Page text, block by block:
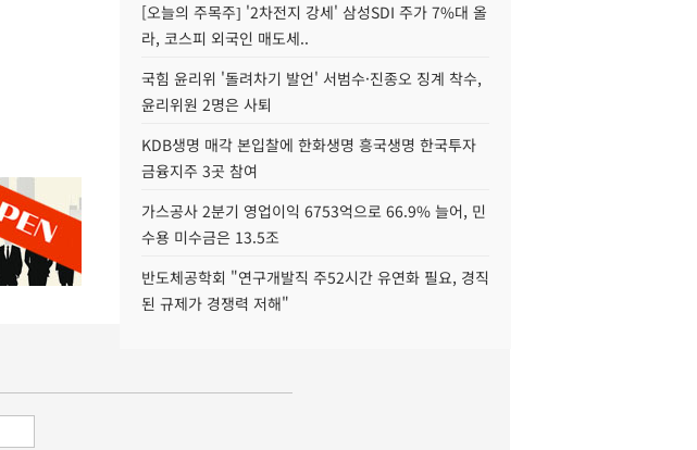
[오늘의 주목주] '2차전지 강세' 삼성SDI 주가 7%대 올
라, 코스피 외국인 매도세..
국힘 윤리위 '돌려차기 발언' 서범수·진종오 징계 착수,
윤리위원 2명은 사퇴
KDB생명 매각 본입찰에 한화생명 흥국생명 한국투자
금융지주 3곳 참여
가스공사 2분기 영업이익 6753억으로 66.9% 늘어, 민
수용 미수금은 13.5조
반도체공학회 "연구개발직 주52시간 유연화 필요, 경직
된 규제가 경쟁력 저해"